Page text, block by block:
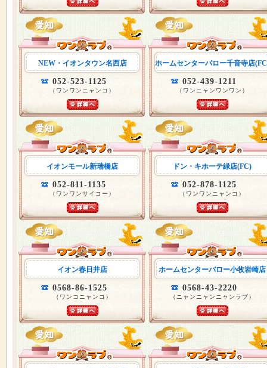
NEW・イオンタウン名西店
052-523-1125
（ワンワンニャンコ）
ホームセンターバロー千音寺店
052-439-1211
（ワンニャンワンワン）
イオンモール新瑞橋店
052-811-1135
（ワンワンサイコー）
ドン・キホーテ緑店(FC)
052-878-1125
（ワンワンニャンコ）
イオン春日井店
0568-86-1525
（ワンコニャンコ）
ホームセンターバロー小牧岩崎店
0568-43-2220
（ニャンニャンニャンラブ）